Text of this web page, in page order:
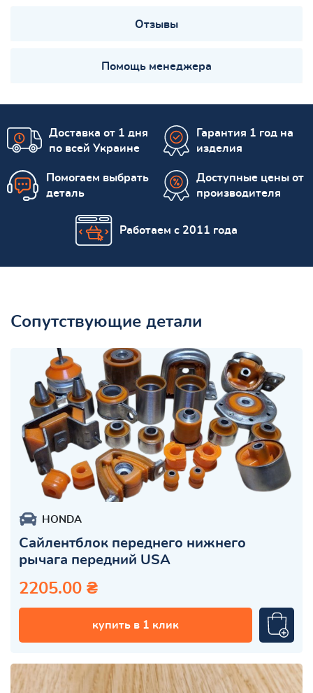
Отзывы
Помощь менеджера
Доставка от 1 дня
по всей Украине
Гарантия 1 год на
изделия
Помогаем выбрать
деталь
Доступные цены от
производителя
Работаем с 2011 года
Сопутствующие детали
HONDA
Сайлентблок переднего нижнего
рычага передний USA
2205.00 ₴
купить в 1 клик